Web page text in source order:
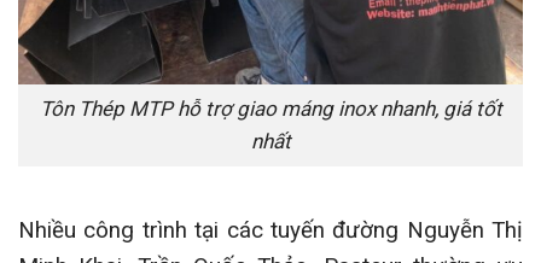
Tôn Thép MTP hỗ trợ giao máng inox nhanh, giá tốt
nhất
Nhiều công trình tại các tuyến đường Nguyễn Thị